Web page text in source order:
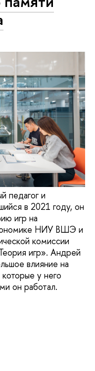
педагог и
в 2021 году, он
игр на
НИУ ВШЭ и
комиссии
игр». Андрей
влияние на
у него
он работал.